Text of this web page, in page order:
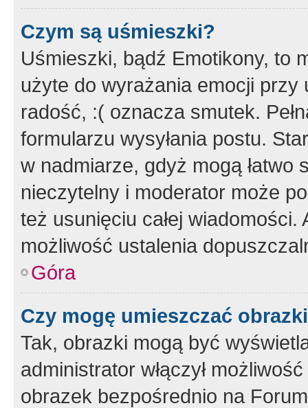
Czym są uśmieszki?
Uśmieszki, bądź Emotikony, to
użyte do wyrażania emocji
radość, :( oznacza smutek.
formularzu wysyłania postu.
w nadmiarze, gdyż mogą
nieczytelny i moderator może
też usunięciu całej
możliwość ustalenia
Góra
Czy mogę umieszczać
Tak, obrazki mogą być
administrator włączył
obrazek bezpośrednio na